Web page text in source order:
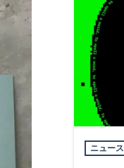
ニュース